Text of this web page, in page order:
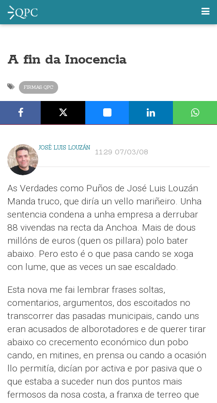
A fin da Inocencia
FIRMAS QPC
JOSÉ LUIS LOUZÁN 11:29 07/03/08
As Verdades como Puños de José Luis Louzán
Manda truco, que diría un vello mariñeiro. Unha
sentencia condena a unha empresa a derrubar
88 vivendas na recta da Anchoa. Mais de dous
millóns de euros (quen os pillara) polo bater
abaixo. Pero esto é o que pasa cando se xoga
con lume, que as veces un sae escaldado.
Esta nova me fai lembrar frases soltas,
comentarios, argumentos, dos escoitados no
transcorrer das pasadas municipais, cando uns
eran acusados de alborotadores e de querer tirar
abaixo co crecemento económico dun pobo
cando, en mitines, en prensa ou cando a ocasión
llo permitía, dicían por activa e por pasiva que o
que estaba a suceder nun dos puntos mais
fermosos da nosa costa, a franxa de terreo que